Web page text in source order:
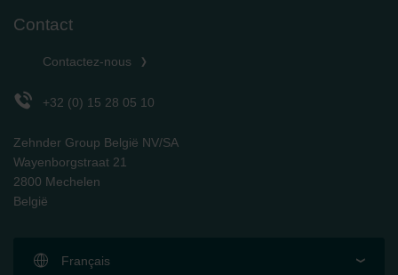
Zehnder Group Schweiz AG: Datenschutz
danych Zehnder
Contact
Contactez-nous
+32 (0) 15 28 05 10
Zehnder Group België NV/SA
Wayenborgstraat 21
2800 Mechelen
België
Français